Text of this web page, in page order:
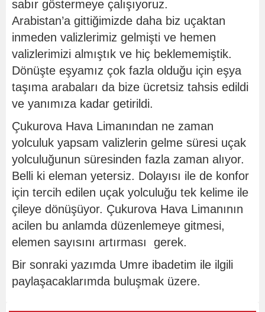
sabır göstermeye çalışıyoruz.
Arabistan’a gittiğimizde daha biz uçaktan
inmeden valizlerimiz gelmişti ve hemen
valizlerimizi almıştık ve hiç beklememiştik.
Dönüşte eşyamız çok fazla olduğu için eşya
taşıma arabaları da bize ücretsiz tahsis edildi
ve yanımıza kadar getirildi.
Çukurova Hava Limanından ne zaman
yolculuk yapsam valizlerin gelme süresi uçak
yolculuğunun süresinden fazla zaman alıyor.
Belli ki eleman yetersiz. Dolayısı ile de konfor
için tercih edilen uçak yolculuğu tek kelime ile
çileye dönüşüyor. Çukurova Hava Limanının
acilen bu anlamda düzenlemeye gitmesi,
elemen sayısını artırması gerek.
Bir sonraki yazımda Umre ibadetim ile ilgili
paylaşacaklarımda buluşmak üzere.